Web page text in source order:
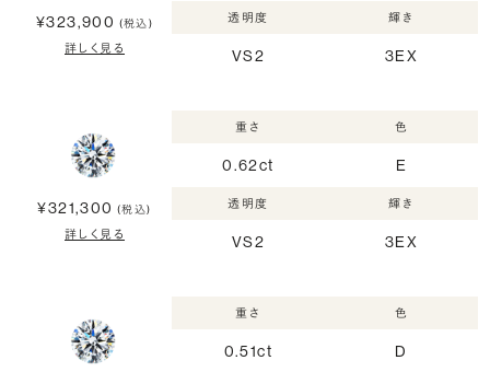
¥323,900 (税込)
詳しく見る
透明度
VS2
輝き
3EX
¥321,300 (税込)
詳しく見る
重さ
0.62ct
色
E
透明度
VS2
輝き
3EX
重さ
0.51ct
色
D